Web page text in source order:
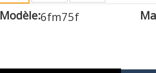
Modèle:6fm75f